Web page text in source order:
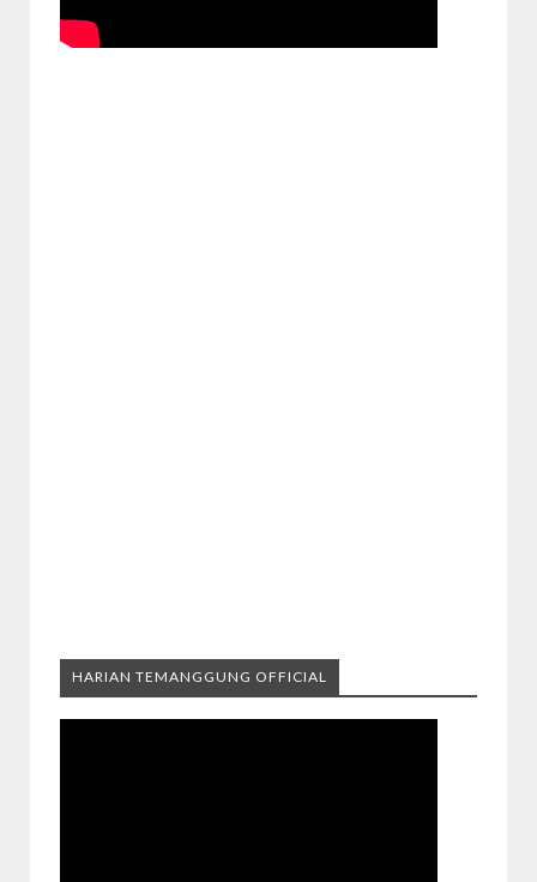
HARIAN TEMANGGUNG OFFICIAL